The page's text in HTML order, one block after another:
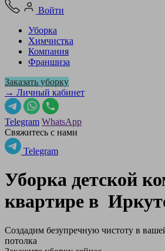
Войти
Уборка
Химчистка
Компания
Франшиза
Заказать уборку
→ Личный кабинет
Telegram WhatsApp
Свяжитесь с нами
Telegram
Уборка детской
квартире в
Создадим безупречную чистоту в
потолка